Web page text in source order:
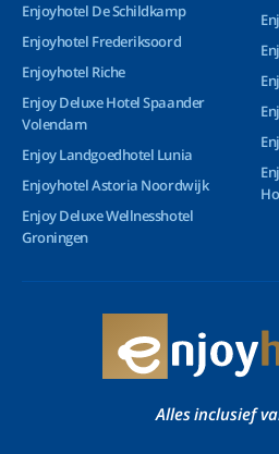
Enjoyhotel De Schildkamp
Enjoyhotel Frederiksoord
Enjoyhotel Riche
Enjoy Deluxe Hotel Spaander
Volendam
Enjoy Landgoedhotel Lunia
Enjoyhotel Astoria Noordwijk
Enjoy Deluxe Wellnesshotel
Groningen
Alles inclusief